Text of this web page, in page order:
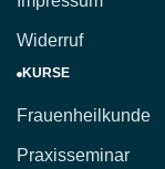
Widerruf
KURSE
Frauenheilkunde
Praxisseminar